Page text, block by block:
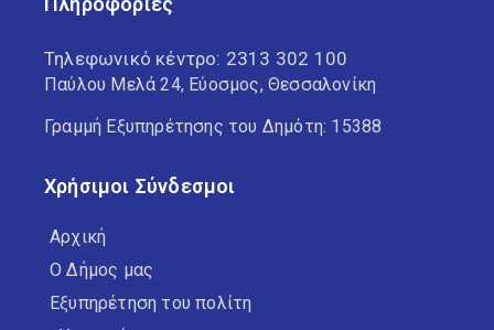
Τηλεφωνικό κέντρο: 2313 302 100
Παύλου Μελά 24, Εύοσμος, Θεσσαλονίκη
Γραμμή Εξυπηρέτησης του Δημότη: 15388
Χρήσιμοι Σύνδεσμοι
Αρχική
Ο Δήμος μας
Εξυπηρέτηση του πολίτη